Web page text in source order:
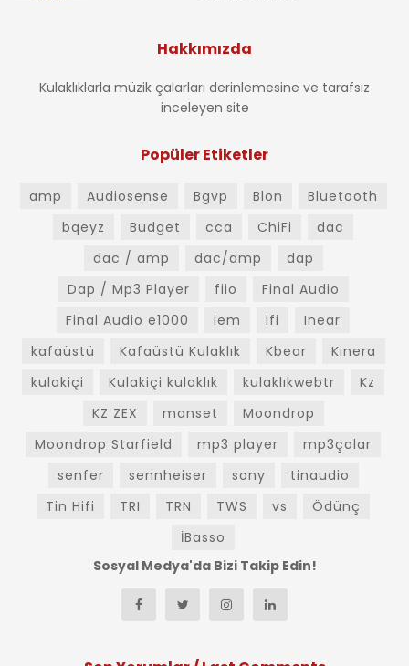
Hakkımızda
Kulaklıklarla müzik çalarları derinlemesine ve tarafsız
inceleyen site
Popüler Etiketler
amp Audiosense Bgvp Blon
Bluetooth
bqeyz
Budget cca ChiFi
dac
dac / amp
dac/amp
dap
Dap / Mp3 Player
fiio
Final Audio
Final Audio e1000
iem ifi
Inear
kafaüstü
Kafaüstü Kulaklık Kbear
Kinera
kulakiçi
Kulakiçi kulaklık kulaklıkwebtr
Kz
KZ ZEX
manset
Moondrop
Moondrop Starfield
mp3 player
mp3çalar
senfer
sennheiser sony
tinaudio
Tin Hifi
TRI TRN TWS vs
Ödünç
İBasso
Sosyal Medya'da Bizi Takip Edin!